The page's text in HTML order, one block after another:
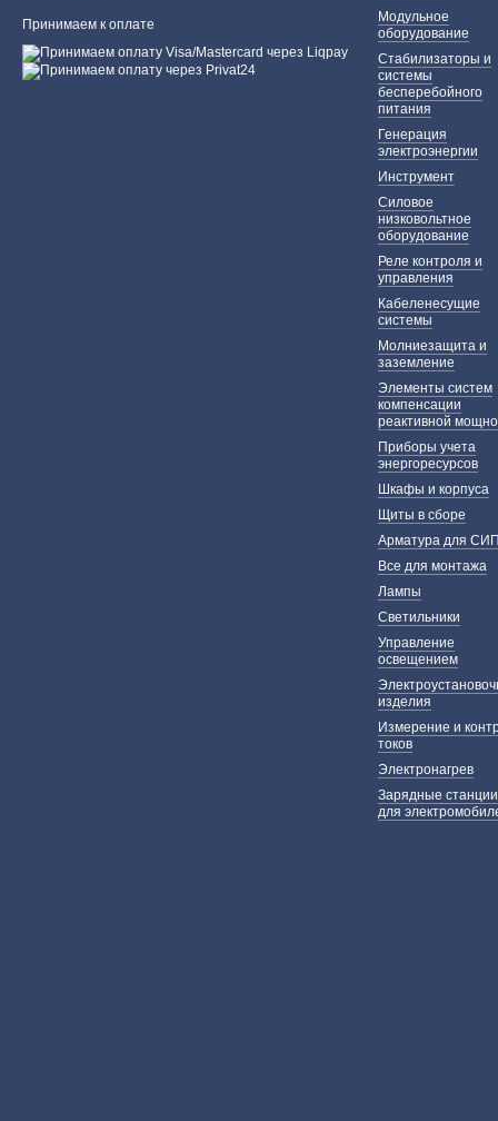
Принимаем к оплате
Модульное
оборудование
Стабилизаторы и
системы
бесперебойного
питания
Генерация
электроэнергии
Инструмент
Силовое
низковольтное
оборудование
Реле контроля и
управления
Кабеленесущие
системы
Молниезащита и
заземление
Элементы систем
компенсации
реактивной
Приборы учета
энергоресурсов
Шкафы и корпуса
Щиты в сборе
Арматура для
Все для монтажа
Лампы
Светильники
Управление
освещением
изделия
Измерение и
токов
Электронагрев
Зарядные станции
для